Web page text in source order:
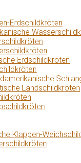
Erdschildkröten
Erdschildkröten
Landschildkröten
Klappen-